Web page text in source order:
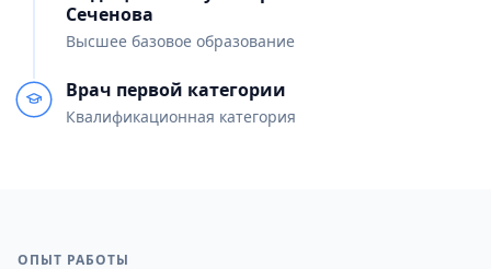
Сеченова
Высшее базовое образование
Врач первой категории
Квалификационная категория
ОПЫТ РАБОТЫ